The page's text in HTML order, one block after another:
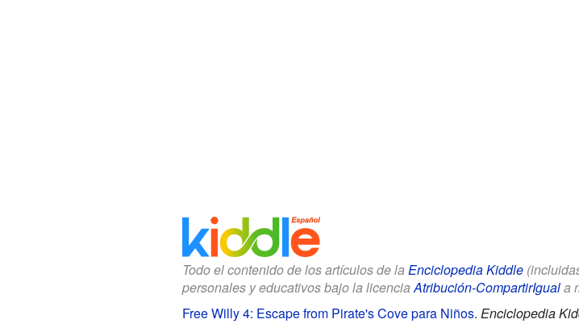
Todo el contenido de los artículos de la Enciclopedia Kiddle
personales y educativos bajo la licenciaAtribución-CompartirIguala
Free Willy 4: Escape from Pirate's Cove para Niños. Enciclopedia